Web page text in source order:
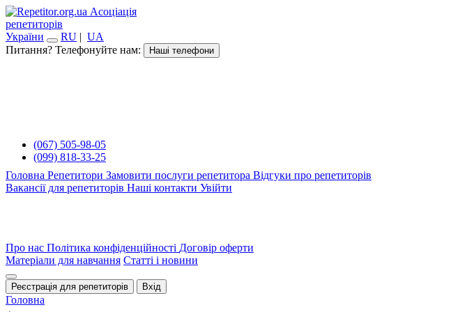
Асоціація
репетиторів
України
RU | UA
Питання? Телефонуйте нам:
Наші телефони
(067) 505-98-05
(099) 818-33-25
Головна Репетитори Замовити послуги репетитора Відгуки про репетиторів
Вакансії для репетиторів Наші контакти Увійти
Про нас Політика конфіденційності Договір оферти
Матеріали для навчання Статті і новини
Реєстрація для репетиторів Вхід
Головна